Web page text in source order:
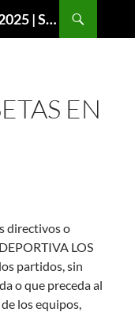
Chandal Atletico de Madrid 2024 2025 | SuperVigo
EN
directivos o
LOS
partidos, sin
o que preceda al
los equipos,